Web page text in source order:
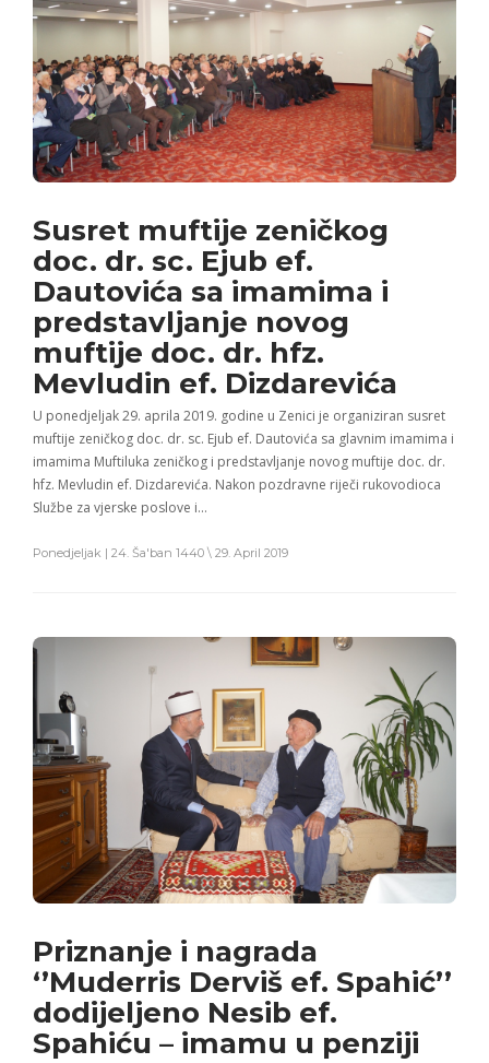
Susret muftije zeničkog
doc. dr. sc. Ejub ef.
Dautovića sa imamima i
predstavljanje novog
muftije doc. dr. hfz.
Mevludin ef. Dizdarevića
U ponedjeljak 29. aprila 2019. godine u Zenici je organiziran susret
muftije zeničkog doc. dr. sc. Ejub ef. Dautovića sa glavnim imamima i
imamima Muftiluka zeničkog i predstavljanje novog muftije doc. dr.
hfz. Mevludin ef. Dizdarevića. Nakon pozdravne riječi rukovodioca
Službe za vjerske poslove i…
Ponedjeljak | 24. Ša'ban 1440 \ 29. April 2019
Priznanje i nagrada
‘’Muderris Derviš ef. Spahić’’
dodijeljeno Nesib ef.
Spahiću – imamu u penziji